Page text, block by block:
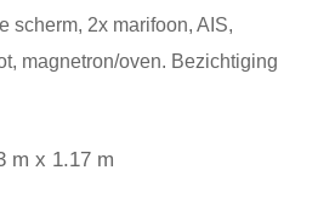
scherm, 2x marifoon, AIS,
magnetron/oven. Bezichtiging
m x 1.17 m